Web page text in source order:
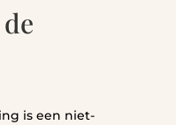
is een niet-